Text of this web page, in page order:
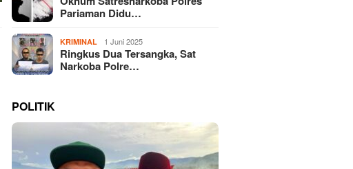
Pariaman Didu…
KRIMINAL 1 Juni 2025
Ringkus Dua Tersangka, Sat
Narkoba Polre…
POLITIK